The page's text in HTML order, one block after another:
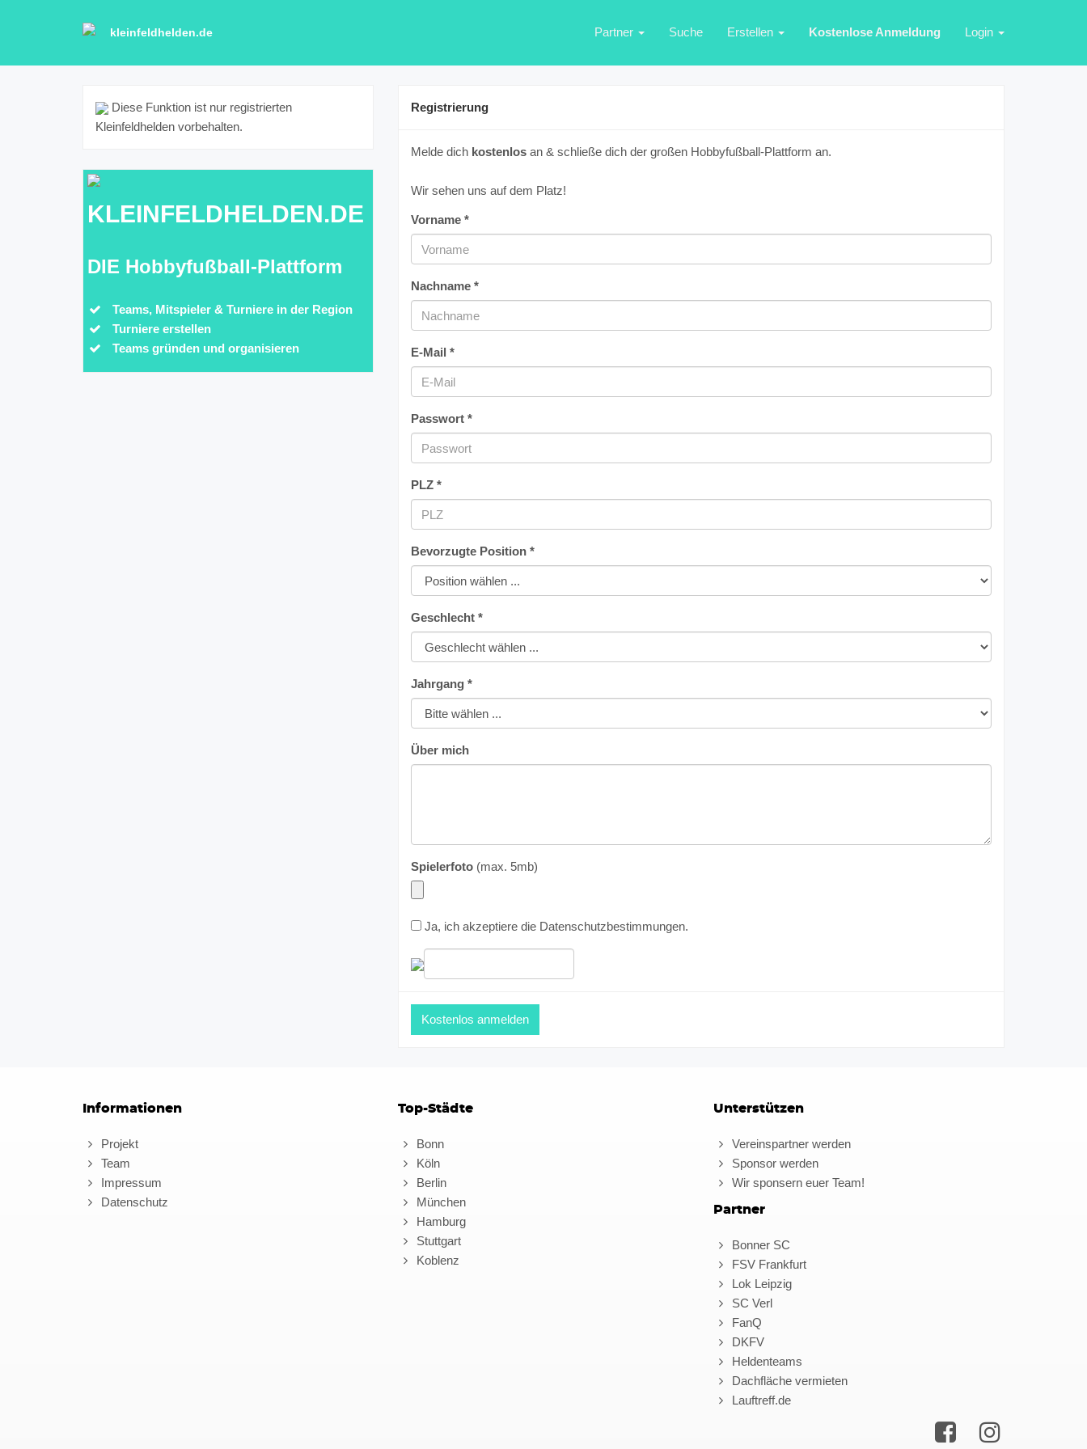
kleinfeldhelden.de Partner Suche Erstellen Kostenlose Anmeldung Login
Diese Funktion ist nur registrierten
Kleinfeldhelden vorbehalten.
KLEINFELDHELDEN.DE
DIE Hobbyfußball-Plattform
Teams, Mitspieler & Turniere in der Region
Turniere erstellen
Teams gründen und organisieren
Registrierung
Melde dich kostenlos an & schließe dich der großen Hobbyfußball-Plattform an.
Wir sehen uns auf dem Platz!
Vorname *
Nachname *
E-Mail *
Passwort *
PLZ *
Bevorzugte Position *
Geschlecht *
Jahrgang *
Über mich
Spielerfoto (max. 5mb)
Ja, ich akzeptiere die Datenschutzbestimmungen.
Informationen
Projekt
Team
Impressum
Datenschutz
Top-Städte
Bonn
Köln
Berlin
München
Hamburg
Stuttgart
Koblenz
Unterstützen
Vereinspartner werden
Sponsor werden
Wir sponsern euer Team!
Partner
Bonner SC
FSV Frankfurt
Lok Leipzig
SC Verl
FanQ
DKFV
Heldenteams
Dachfläche vermieten
Lauftreff.de